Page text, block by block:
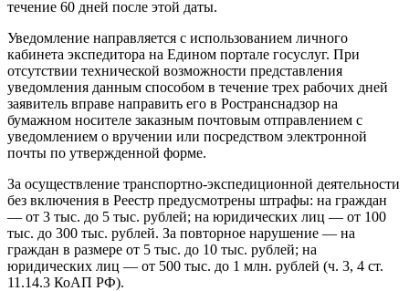
течение 60 дней после этой даты.
Уведомление направляется с использованием личного
кабинета экспедитора на Едином портале госуслуг. При
отсутствии технической возможности представления
уведомления данным способом в течение трех рабочих дней
заявитель вправе направить его в Ространснадзор на
бумажном носителе заказным почтовым отправлением с
уведомлением о вручении или посредством электронной
почты по утвержденной форме.
За осуществление транспортно-экспедиционной деятельности
без включения в Реестр предусмотрены штрафы: на граждан
— от 3 тыс. до 5 тыс. рублей; на юридических лиц — от 100
тыс. до 300 тыс. рублей. За повторное нарушение — на
граждан в размере от 5 тыс. до 10 тыс. рублей; на
юридических лиц — от 500 тыс. до 1 млн. рублей (ч. 3, 4 ст.
11.14.3 КоАП РФ).